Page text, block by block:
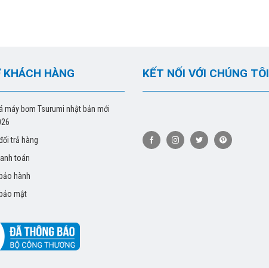
KHÁCH HÀNG
máy bơm Tsurumi nhật bản mới
trả hàng
toán
hành
mật
KẾT NỐI VỚI CHÚNG TÔI